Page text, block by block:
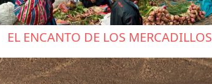
EL ENCANTO DE LOS MERCADILLOS